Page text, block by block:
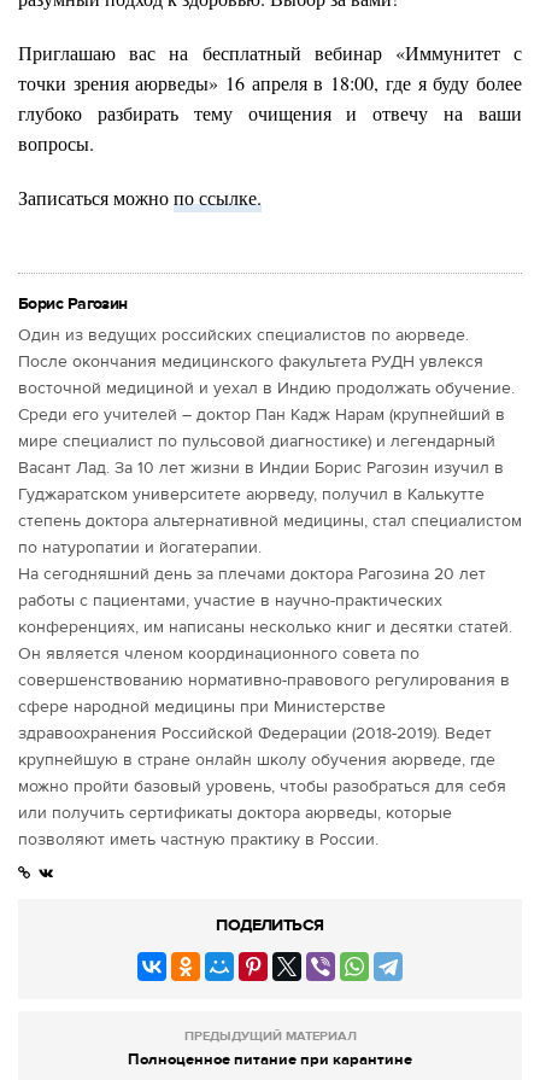
Приглашаю вас на бесплатный вебинар «Иммунитет с
точки зрения аюрведы» 16 апреля в 18:00, где я буду более
глубоко разбирать тему очищения и отвечу на ваши
вопросы.
Записаться можнопо ссылке.
Борис Рагозин
Один из ведущих российских специалистов по аюрведе.
После окончания медицинского факультета РУДН увлекся
восточной медициной и уехал в Индию продолжать обучение.
Среди его учителей – доктор Пан Кадж Нарам (крупнейший в
мире специалист по пульсовой диагностике) и легендарный
Васант Лад. За 10 лет жизни в Индии Борис Рагозин изучил в
Гуджаратском университете аюрведу, получил в Калькутте
степень доктора альтернативной медицины, стал специалистом
по натуропатии и йогатерапии.
На сегодняшний день за плечами доктора Рагозина 20 лет
работы с пациентами, участие в научно-практических
конференциях, им написаны несколько книг и десятки статей.
Он является членом координационного совета по
совершенствованию нормативно-правового регулирования в
сфере народной медицины при Министерстве
здравоохранения Российской Федерации (2018-2019). Ведет
крупнейшую в стране онлайн школу обучения аюрведе, где
можно пройти базовый уровень, чтобы разобраться для себя
или получить сертификаты доктора аюрведы, которые
позволяют иметь частную практику в России.
ПОДЕЛИТЬСЯ
ПРЕДЫДУЩИЙ МАТЕРИАЛ
Полноценное питание при карантине